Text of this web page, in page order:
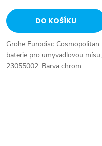
DO KOŠÍKU
Grohe Eurodisc Cosmopolitan
baterie pro umyvadlovou mísu,
23055002. Barva chrom.